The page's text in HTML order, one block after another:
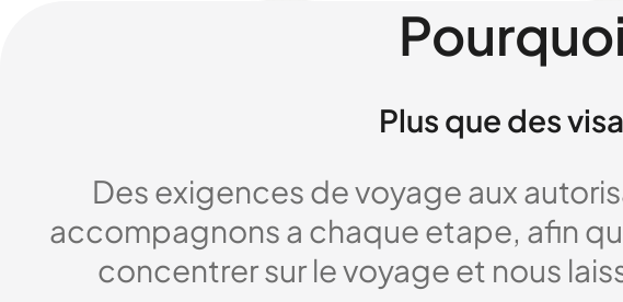
Plus que des
Des exigences de voyage aux
accompagnons a chaque etape, afin
concentrer sur le voyage et nous